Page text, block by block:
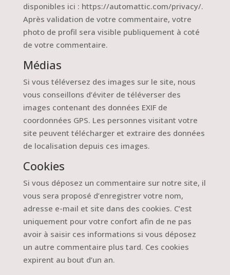
disponibles ici : https://automattic.com/privacy/.
Après validation de votre commentaire, votre
photo de profil sera visible publiquement à coté
de votre commentaire.
Médias
Si vous téléversez des images sur le site, nous
vous conseillons d’éviter de téléverser des
images contenant des données EXIF de
coordonnées GPS. Les personnes visitant votre
site peuvent télécharger et extraire des données
de localisation depuis ces images.
Cookies
Si vous déposez un commentaire sur notre site, il
vous sera proposé d’enregistrer votre nom,
adresse e-mail et site dans des cookies. C’est
uniquement pour votre confort afin de ne pas
avoir à saisir ces informations si vous déposez
un autre commentaire plus tard. Ces cookies
expirent au bout d’un an.